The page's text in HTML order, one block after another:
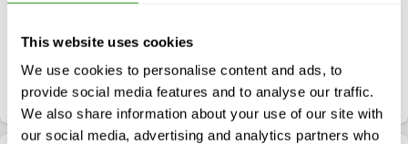
This website uses cookies
We use cookies to personalise content and ads, to
provide social media features and to analyse our traffic.
We also share information about your use of our site with
our social media, advertising and analytics partners who
Hour) (USA)
4.9 $od 199,00
3 Lokalizacje
Szczegóły kursu
Sprawdź dostępność